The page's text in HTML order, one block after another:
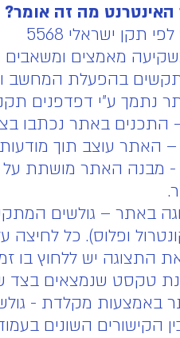
האינטרנט מה זה אומר?
תקן ישראלי 5568
מאמצים ומשאבים
בהפעלת המחשב
נתמך ע"י דפדפנים
התכנים באתר נכתבו
האתר עוצב תוך
האתר מושתת על
באתר – גולשים
טקסט שנמצאים בצד
באמצעות מקלדת -­